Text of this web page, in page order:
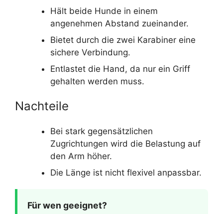
Hält beide Hunde in einem
angenehmen Abstand zueinander.
Bietet durch die zwei Karabiner eine
sichere Verbindung.
Entlastet die Hand, da nur ein Griff
gehalten werden muss.
Nachteile
Bei stark gegensätzlichen
Zugrichtungen wird die Belastung auf
den Arm höher.
Die Länge ist nicht flexivel anpassbar.
Für wen geeignet?